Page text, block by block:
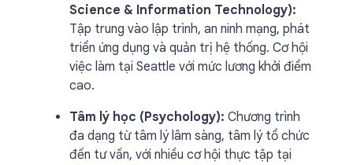
Science & Information Technology):
Tập trung vào lập trình, an ninh mạng, phát
triển ứng dụng và quản trị hệ thống. Cơ hội
việc làm tại Seattle với mức lương khởi điểm
cao.
Tâm lý học (Psychology): Chương trình
đa dạng từ tâm lý lâm sàng, tâm lý tổ chức
đến tư vấn, với nhiều cơ hội thực tập tại